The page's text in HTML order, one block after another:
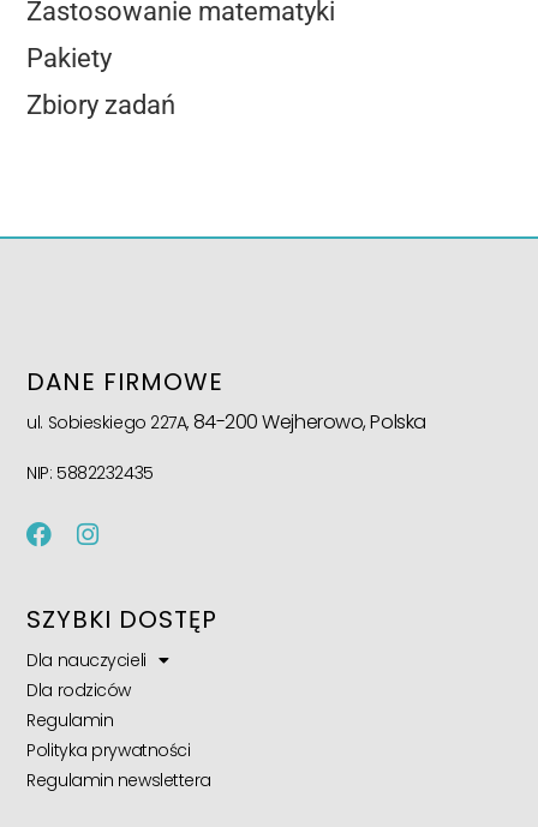
Zastosowanie matematyki
Pakiety
Zbiory zadań
DANE FIRMOWE
ul. Sobieskiego 227A, 84-200 Wejherowo, Polska
NIP: 5882232435
SZYBKI DOSTĘP
Dla nauczycieli
Dla rodziców
Regulamin
Polityka prywatności
Regulamin newslettera